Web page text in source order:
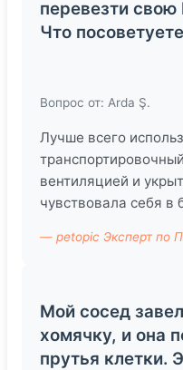
перевезти
Что
Вопрос от: Arda Ş.
Лучше всего
вентиляцией и
чувствовала себя в
— petopic Эксперт по
Мой сосед
хомячку, и она
прутья клетки.